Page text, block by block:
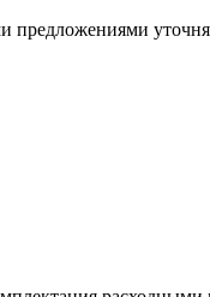
предложениями